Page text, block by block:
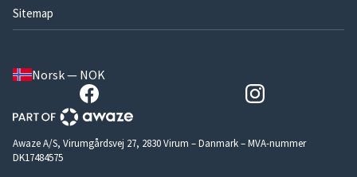
Sitemap
Norsk — NOK
Awaze A/S, Virumgårdsvej 27, 2830 Virum – Danmark – MVA-nummer
DK17484575